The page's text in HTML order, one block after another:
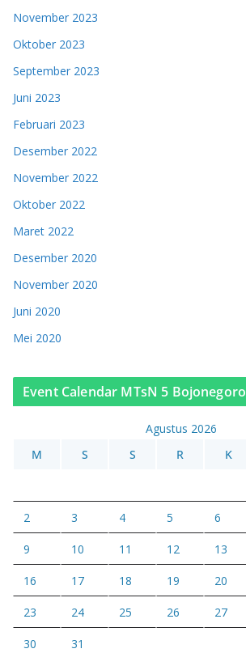
November 2023
Oktober 2023
September 2023
Juni 2023
Februari 2023
Desember 2022
November 2022
Oktober 2022
Maret 2022
Desember 2020
November 2020
Juni 2020
Mei 2020
Event Calendar MTsN 5 Bojonegoro
Agustus 2026
M
S S R K
2 3 4 5 6
9 10 11 12 13
16 17 18 19 20
23 24 25 26 27
30 31